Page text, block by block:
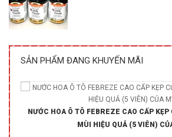
SẢN PHẨM ĐANG KHUYẾN MÃI
NƯỚC HOA Ô TÔ FEBREZE CAO CẤP KẸP
MÙI HIỆU QUẢ (5 VIÊN)